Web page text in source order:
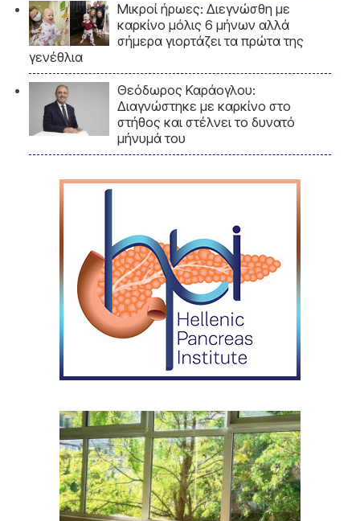
Μικροί ήρωες: Διεγνώσθη με
καρκίνο μόλις 6 μήνων αλλά
σήμερα γιορτάζει τα πρώτα της
γενέθλια
Θεόδωρος Καράογλου:
Διαγνώστηκε με καρκίνο στο
στήθος και στέλνει το δυνατό
μήνυμά του